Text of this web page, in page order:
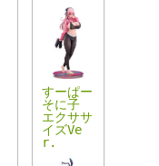
すーぱー
そに子
エクササ
イズVe
r.